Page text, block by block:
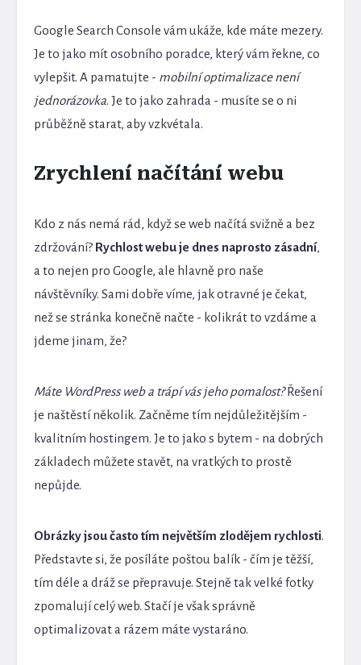
Google Search Console vám ukáže, kde máte mezery.
Je to jako mít osobního poradce, který vám řekne, co
vylepšit. A pamatujte - mobilní optimalizace není
jednorázovka. Je to jako zahrada - musíte se o ni
průběžně starat, aby vzkvétala.
Zrychlení načítání webu
Kdo z nás nemá rád, když se web načítá svižně a bez
zdržování? Rychlost webu je dnes naprosto zásadní,
a to nejen pro Google, ale hlavně pro naše
návštěvníky. Sami dobře víme, jak otravné je čekat,
než se stránka konečně načte - kolikrát to vzdáme a
jdeme jinam, že?
Máte WordPress web a trápí vás jeho pomalost?Řešení
je naštěstí několik. Začněme tím nejdůležitějším -
kvalitním hostingem. Je to jako s bytem - na dobrých
základech můžete stavět, na vratkých to prostě
nepůjde.
Obrázky jsou často tím největším zlodějem rychlosti.
Představte si, že posíláte poštou balík - čím je těžší,
tím déle a dráž se přepravuje. Stejně tak velké fotky
zpomalují celý web. Stačí je však správně
optimalizovat a rázem máte vystaráno.